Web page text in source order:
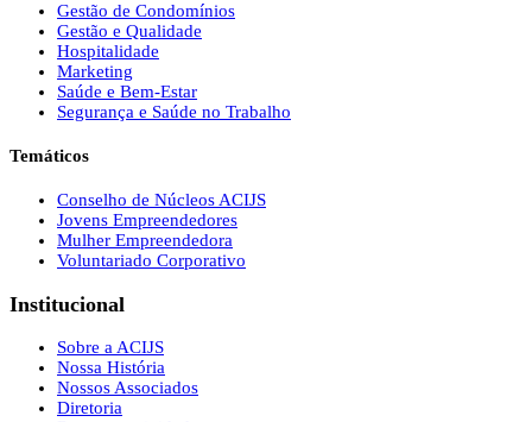
Gestão de Condomínios
Gestão e Qualidade
Hospitalidade
Marketing
Saúde e Bem-Estar
Segurança e Saúde no Trabalho
Temáticos
Conselho de Núcleos ACIJS
Jovens Empreendedores
Mulher Empreendedora
Voluntariado Corporativo
Institucional
Sobre a ACIJS
Nossa História
Nossos Associados
Diretoria